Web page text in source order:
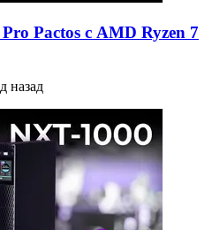
Pactos с AMD Ryzen 7
назад